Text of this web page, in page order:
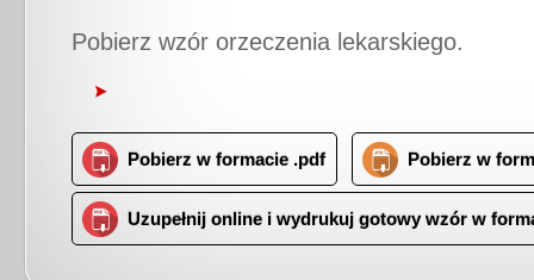
Pobierz wzór orzeczenia lekarskiego.
Pobierz w formacie .pdf Pobierz w
Uzupełnij online i wydrukuj gotowy wzór w